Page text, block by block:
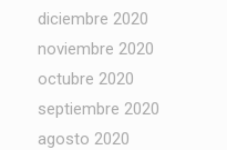
diciembre 2020
noviembre 2020
octubre 2020
septiembre 2020
agosto 2020